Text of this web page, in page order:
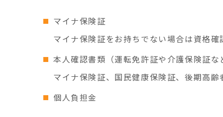
マイナ保険証
マイナ保険証をお持ちでない場合は資格
本人確認書類（運転免許証や介護保険証な
マイナ保険証、国民健康保険証、後期高齢
個人負担金